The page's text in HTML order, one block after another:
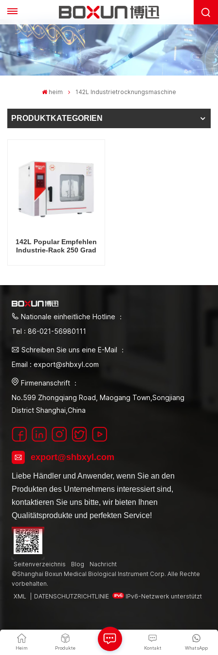
heim 142L Industrietrocknungsmaschine
PRODUKTKATEGORIEN
142L Popular Empfehlen
Industrie-Rack 250 Grad
Nationale einheitliche Hotline ：
Tel : 86-021-56980111
Schreiben Sie uns eine E-Mail ：
Email : export@shbxyl.com
Firmenanschrift ：
No.599 Zhongqiang Road, Maogang Town,Songjiang
District Shanghai,China
export@shbxyl.com
Liebe Händler und Anwender, wenn Sie an den
Produkten des Unternehmens interessiert sind,
kontaktieren Sie uns bitte, wir bieten Ihnen
Qualitätsprodukte und perfekten Service!
Seitenverzeichnis Blog
Nachricht
©Shanghai Boxun Medical Biological Instrument Corp. Alle Rechte
vorbehalten.
XML
DATENSCHUTZRICHTLINIE IPv6-Netzwerk unterstützt
Heim Produkte WhatsApp
Kontakt